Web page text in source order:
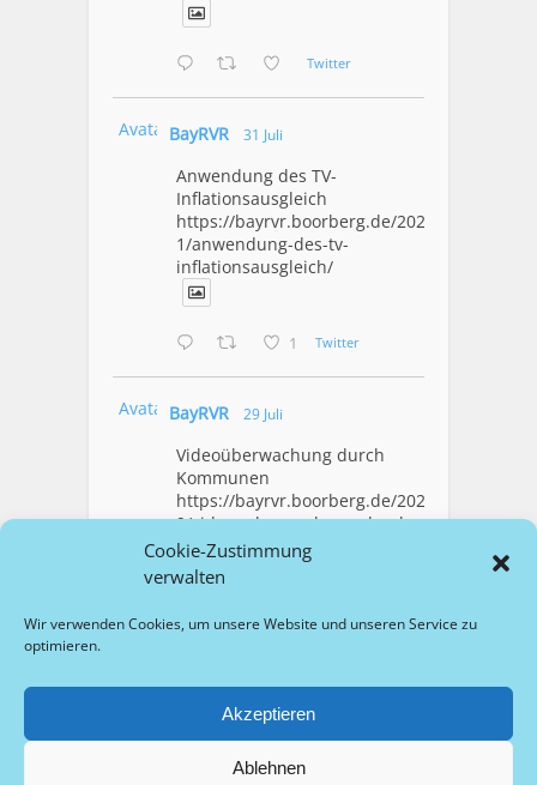
Cookie-Zustimmung
verwalten
Wir verwenden Cookies, um unsere Website und unseren Service zu
optimieren.
Akzeptieren
Ablehnen
Twitter
Avatar BayRVR 31 Juli
Anwendung des TV-
Inflationsausgleich
https://bayrvr.boorberg.de/2026/07/3
1/anwendung-des-tv-
inflationsausgleich/
1 Twitter
Avatar BayRVR 29 Juli
Videoüberwachung durch
Kommunen
https://bayrvr.boorberg.de/2026/07/2
9/videoueberwachung-durch-
kommunen/
1 Twitter
Copyright © 2026 bayrvr.de